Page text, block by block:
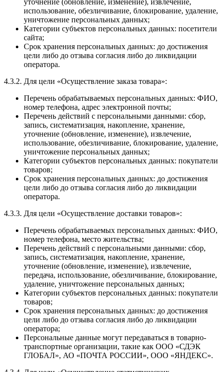
использование, обезличивание, блокирование, удаление,
уничтожение персональных данных;
Категории субъектов персональных данных: посетители
сайта;
Срок хранения персональных данных: до достижения
цели либо до отзыва согласия либо до ликвидации
оператора.
4.3.2. Для цели «Осуществление заказа товара»:
Перечень обрабатываемых персональных данных: ФИО,
номер телефона, адрес электронной почты;
Перечень действий с персональными данными: сбор,
запись, систематизация, накопление, хранение,
уточнение (обновление, изменение), извлечение,
использование, обезличивание, блокирование, удаление,
уничтожение персональных данных;
Категории субъектов персональных данных: покупатели
товаров;
Срок хранения персональных данных: до достижения
цели либо до отзыва согласия либо до ликвидации
оператора.
4.3.3. Для цели «Осуществление доставки товаров»:
Перечень обрабатываемых персональных данных: ФИО,
номер телефона, место жительства;
Перечень действий с персональными данными: сбор,
запись, систематизация, накопление, хранение,
уточнение (обновление, изменение), извлечение,
передача, использование, обезличивание, блокирование,
удаление, уничтожение персональных данных;
Категории субъектов персональных данных: покупатели
товаров;
Срок хранения персональных данных: до достижения
цели либо до отзыва согласия либо до ликвидации
оператора;
Персональные данные могут передаваться в товарно-
транспортные организации, такие как ООО «СДЭК
ГЛОБАЛ», АО «ПОЧТА РОССИИ», ООО «ЯНДЕКС».